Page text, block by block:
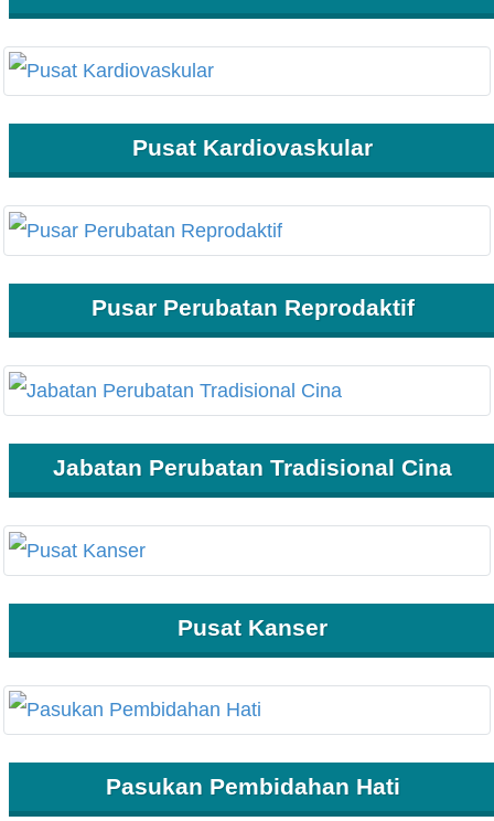
Pusat Kardiovaskular
Pusar Perubatan Reprodaktif
Jabatan Perubatan Tradisional Cina
Pusat Kanser
Pasukan Pembidahan Hati